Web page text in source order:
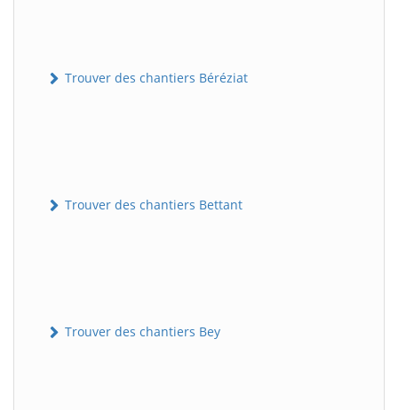
Trouver des chantiers Béréziat
Trouver des chantiers Bettant
Trouver des chantiers Bey